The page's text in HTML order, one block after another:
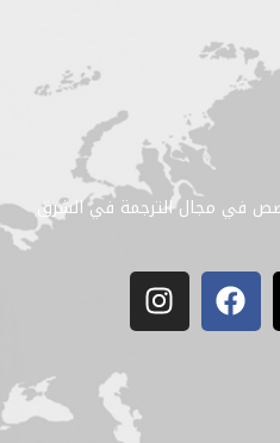
في مجال الترجمة في الشرق